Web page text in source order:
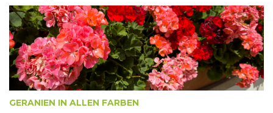
GERANIEN IN ALLEN FARBEN